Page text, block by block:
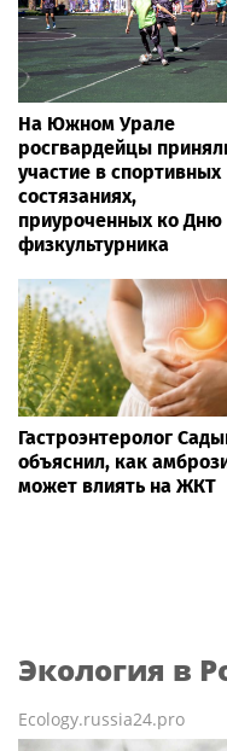
На Южном Урале
росгвардейцы
участие в спортивных
состязаниях,
приуроченных ко Дню
физкультурника
Гастроэнтеролог
объяснил, как
может влиять на ЖКТ
Экология в
Ecology.russia24.pro